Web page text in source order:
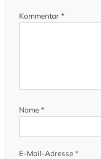
Kommentar *
Name *
E-Mail-Adresse *